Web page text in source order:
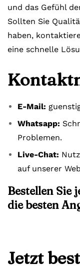
und das Gefühl
Sollten Sie
haben,
eine schnelle
E-Mail:
Whatsapp:
Problemen.
Live-Chat:
auf unserer
Bestellen Sie
die besten
Jetzt